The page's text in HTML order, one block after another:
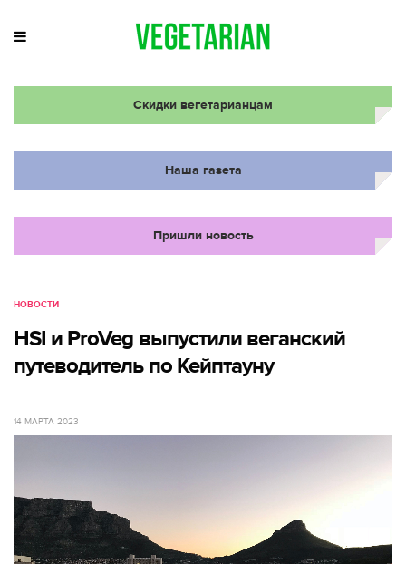
Скидки вегетарианцам
Наша газета
Пришли новость
НОВОСТИ
HSI и ProVeg выпустили веганский
путеводитель по Кейптауну
14 МАРТА 2023